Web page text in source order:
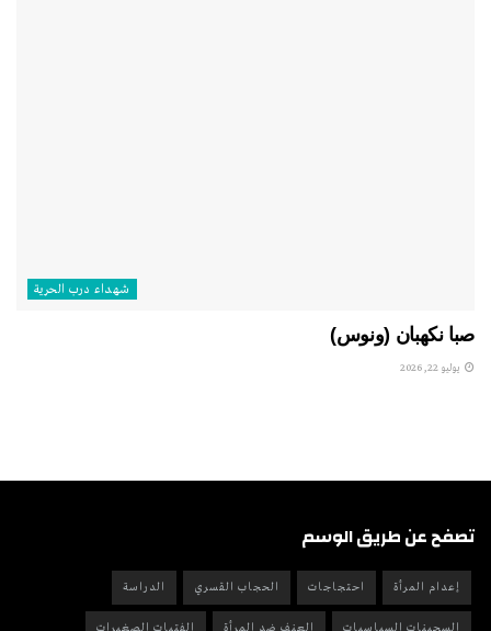
شهداء درب الحرية
صبا نكهبان (ونوس)
يوليو 22, 2026
تصفح عن طريق الوسم
إعدام المرأة احتجاجات الحجاب القسري الدراسة